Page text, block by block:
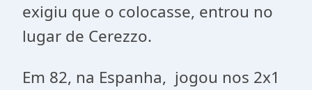
exigiu que o colocasse, entrou no
lugar de Cerezzo.
Em 82, na Espanha, jogou nos 2x1